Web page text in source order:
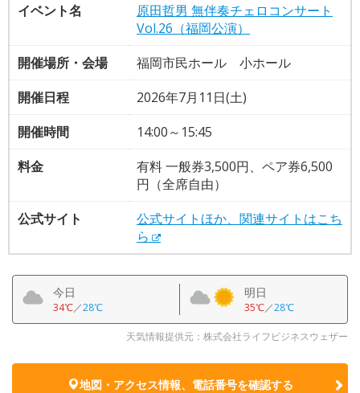
イベント名
原田哲男 無伴奏チェロコンサート
Vol.26（福岡公演）
開催場所・会場
福岡市民ホール 小ホール
開催日程
2026年7月11日(土)
開催時間
14:00～15:45
料金
有料 一般券3,500円、ペア券6,500
円（全席自由）
公式サイト
公式サイトほか、関連サイトはこち
ら
今日
34℃／28℃
明日
35℃／28℃
天気情報提供元：株式会社ライフビジネスウェザー
地図・アクセス情報、電話番号を確認する